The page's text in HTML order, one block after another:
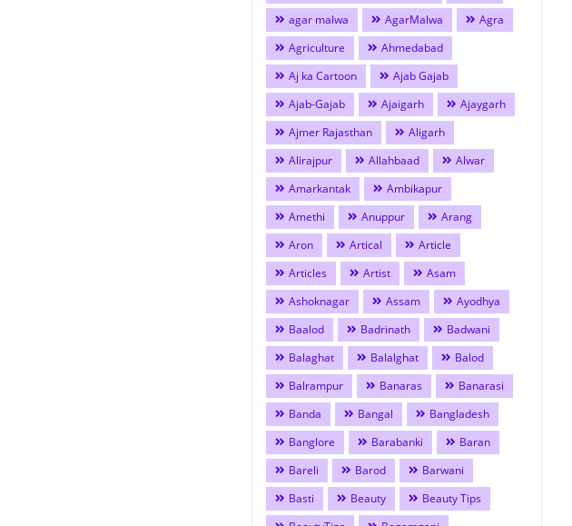
agar malwa
AgarMalwa
Agra
Agriculture
Ahmedabad
Aj ka Cartoon
Ajab Gajab
Ajab-Gajab
Ajaigarh
Ajaygarh
Ajmer Rajasthan
Aligarh
Alirajpur
Allahbaad
Alwar
Amarkantak
Ambikapur
Amethi
Anuppur
Arang
Aron
Artical
Article
Articles
Artist
Asam
Ashoknagar
Assam
Ayodhya
Baalod
Badrinath
Badwani
Balaghat
Balalghat
Balod
Balrampur
Banaras
Banarasi
Banda
Bangal
Bangladesh
Banglore
Barabanki
Baran
Bareli
Barod
Barwani
Basti
Beauty
Beauty Tips